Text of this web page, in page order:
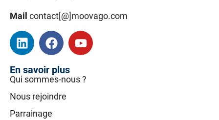
Mail contact[@]moovago.com
En savoir plus
Qui sommes-nous ?
Nous rejoindre
Parrainage